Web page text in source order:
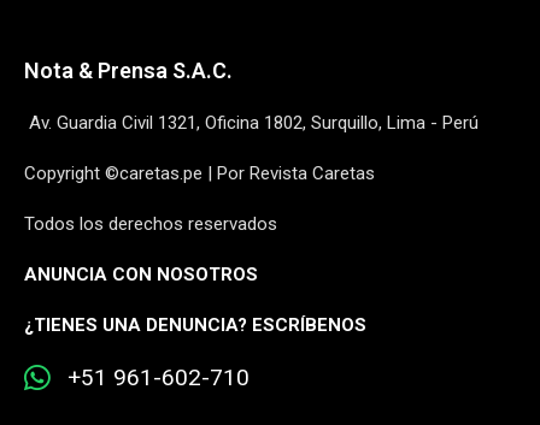
Nota & Prensa S.A.C.
Av. Guardia Civil 1321, Oficina 1802, Surquillo, Lima - Perú
Copyright ©caretas.pe | Por Revista Caretas
Todos los derechos reservados
ANUNCIA CON NOSOTROS
¿TIENES UNA DENUNCIA? ESCRÍBENOS
+51 961-602-710